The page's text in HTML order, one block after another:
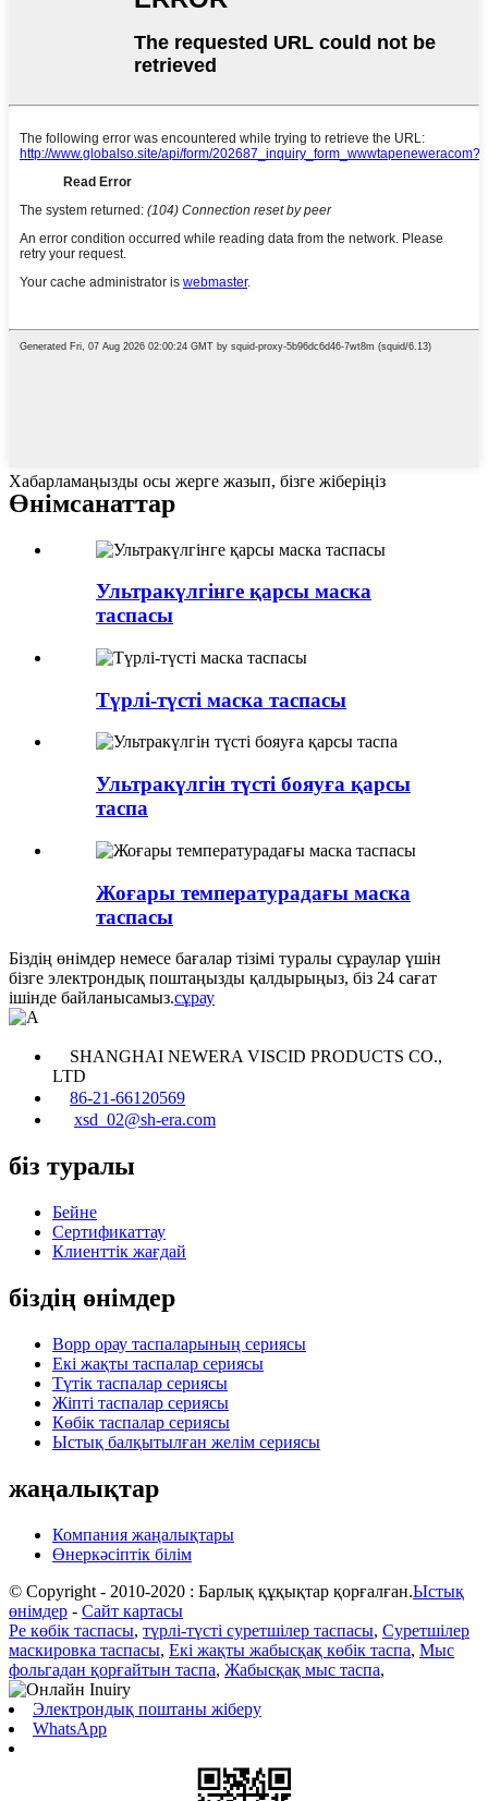
Хабарламаңызды осы жерге жазып, бізге жіберіңіз
Өнімсанаттар
Ультракүлгінге қарсы маска
таспасы
Түрлі-түсті маска таспасы
Ультракүлгін түсті бояуға қарсы
таспа
Жоғары температурадағы маска
таспасы
Біздің өнімдер немесе бағалар тізімі туралы сұраулар үшін
бізге электрондық поштаңызды қалдырыңыз, біз 24 сағат
ішінде байланысамыз.сұрау
SHANGHAI NEWERA VISCID PRODUCTS CO.,
LTD
86-21-66120569
xsd_02@sh-era.com
біз туралы
Бейне
Сертификаттау
Клиенттік жағдай
біздің өнімдер
Bopp орау таспаларының сериясы
Екі жақты таспалар сериясы
Түтік таспалар сериясы
Жіпті таспалар сериясы
Көбік таспалар сериясы
Ыстық балқытылған желім сериясы
жаңалықтар
Компания жаңалықтары
Өнеркәсіптік білім
© Copyright - 2010-2020 : Барлық құқықтар қорғалған.Ыстық
өнімдер - Сайт картасы
Pe көбік таспасы, түрлі-түсті суретшілер таспасы, Суретшілер
маскировка таспасы, Екі жақты жабысқақ көбік таспа, Мыс
фольгадан қорғайтын таспа, Жабысқақ мыс таспа,
Электрондық поштаны жіберу
WhatsApp